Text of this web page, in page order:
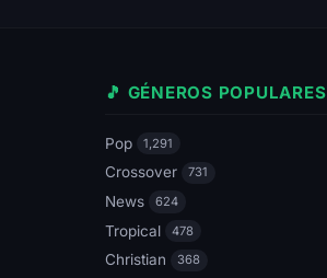
🎵 GÉNEROS POPULARES
Pop 1,291
Crossover 731
News 624
Tropical 478
Christian 368